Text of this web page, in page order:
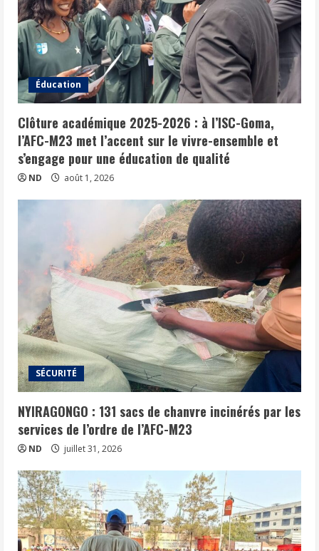
Éducation
Clôture académique 2025-2026 : à l’ISC-Goma,
l’AFC-M23 met l’accent sur le vivre-ensemble et
s’engage pour une éducation de qualité
ND août 1, 2026
SÉCURITÉ
NYIRAGONGO : 131 sacs de chanvre incinérés par les
services de l’ordre de l’AFC-M23
ND juillet 31, 2026